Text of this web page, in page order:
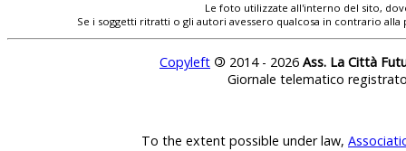
Le foto utilizzate all'interno del sito,
Se i soggetti ritratti o gli autori avessero qualcosa in contrario
Copyleft © 2014 - 2026 Ass. La Città
Giornale telematico
To the extent possible under law,